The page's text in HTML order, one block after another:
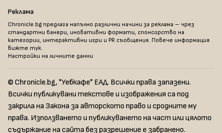
Реклама
Chronicle.bg предлага напълно различни начини за реклама – чрез
стандартни банери, иновативни формати, спонсорство на
категории, интерактивни игри и PR съобщения. Повече информация
вижте тук.
Настройки на личните данни
© Chronicle.bg, "Уебкафе" ЕАД. Всички права запазени.
Всички публикувани текстове и изображения са под
закрила на Закона за авторското право и сродните му
права. Използването и публикуването на част или цялото
съдържание на сайта без разрешение е забранено.